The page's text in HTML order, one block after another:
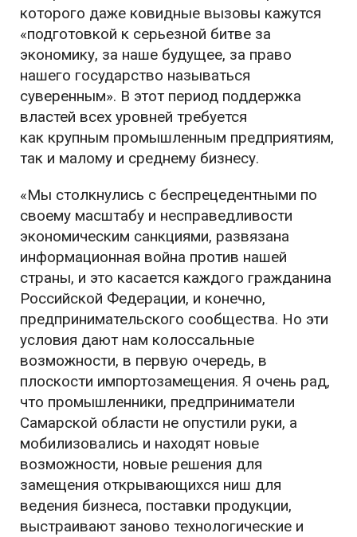
которого даже ковидные вызовы кажутся
«подготовкой к серьезной битве за
экономику, за наше будущее, за право
нашего государство называться
суверенным». В этот период поддержка
властей всех уровней требуется
как крупным промышленным предприятиям,
так и малому и среднему бизнесу.
«Мы столкнулись с беспрецедентными по
своему масштабу и несправедливости
экономическим санкциями, развязана
информационная война против нашей
страны, и это касается каждого гражданина
Российской Федерации, и конечно,
предпринимательского сообщества. Но эти
условия дают нам колоссальные
возможности, в первую очередь, в
плоскости импортозамещения. Я очень рад,
что промышленники, предприниматели
Самарской области не опустили руки, а
мобилизовались и находят новые
возможности, новые решения для
замещения открывающихся ниш для
ведения бизнеса, поставки продукции,
выстраивают заново технологические и